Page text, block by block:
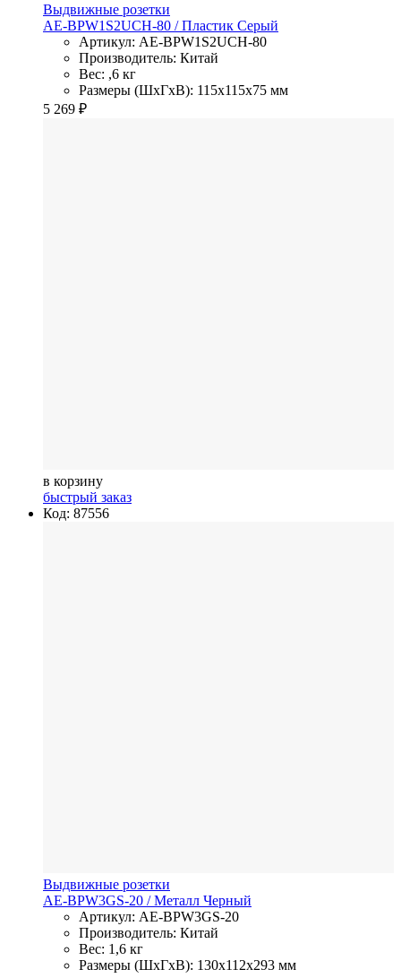
Выдвижные розетки
AE-BPW1S2UCH-80 / Пластик Серый
Артикул: AE-BPW1S2UCH-80
Производитель: Китай
Вес: ,6 кг
Размеры (ШхГхВ): 115x115x75 мм
5 269 ₽
в корзину
быстрый заказ
Код: 87556
Выдвижные розетки
AE-BPW3GS-20 / Металл Черный
Артикул: AE-BPW3GS-20
Производитель: Китай
Вес: 1,6 кг
Размеры (ШхГхВ): 130x112x293 мм